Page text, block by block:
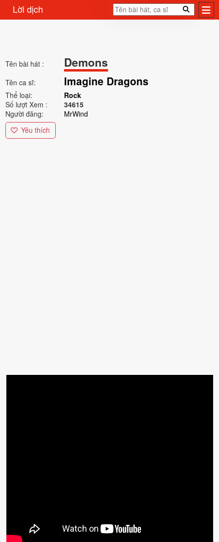
Lời dịch
Tên bài hát : Demons
Tên ca sĩ: Imagine Dragons
Thể loại:
Rock
Số lượt Xem :
34615
Người đăng:
MrWind
Yêu thích